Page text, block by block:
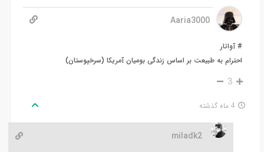
Aaria3000
# آواتار
احترام به طبیعت بر اساس زندگی بومیان آمریکا (سرخپوستان)
3
4 ماه گذشته
miladk2